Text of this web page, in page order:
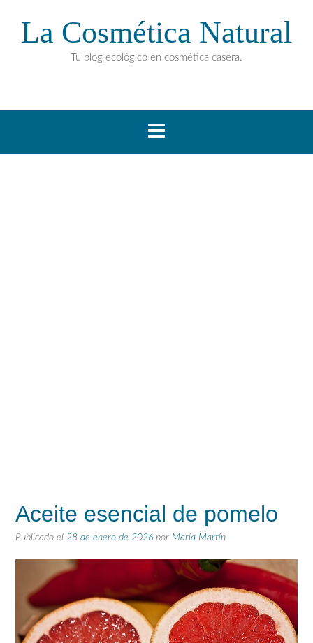
La Cosmética Natural
Tu blog ecológico en cosmética casera.
Aceite esencial de pomelo
Publicado el 28 de enero de 2026 por María Martín